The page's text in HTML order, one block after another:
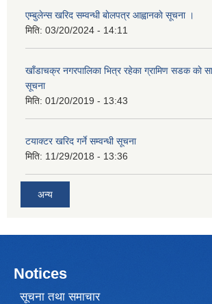
एम्बुलेन्स खरिद सम्वन्धी बाेलपत्र आह्वानकाे सूचना ।
मिति: 03/20/2024 - 14:11
खाँडाचक्र नगरपालिका भित्र रहेका ग्रामिण सडक काे
सूचना
मिति: 01/20/2019 - 13:43
टयाक्टर खरिद गर्ने सम्वन्धी सूचना
मिति: 11/29/2018 - 13:36
अन्य
Notices
सूचना तथा समाचार